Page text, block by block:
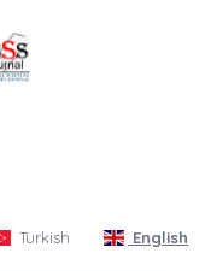
Turkish English